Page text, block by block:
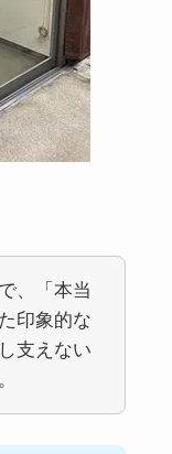
、「本当
印象的な
支えない